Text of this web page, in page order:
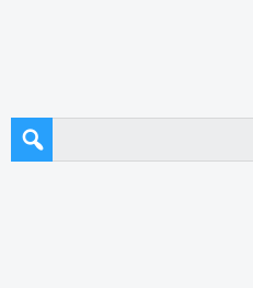
خود را شکست داد